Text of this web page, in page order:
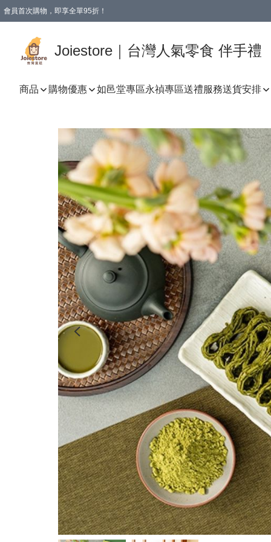
會員首次購物，即享全單95折！
Joiestore｜台灣人氣零食 伴手禮
商品 購物優惠 如邑堂專區永禎專區送禮服務送貨安排